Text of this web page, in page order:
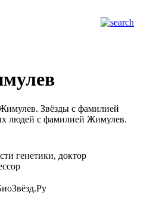
Звёзды с фамилией
людей с фамилией Жимулев.
генетики, доктор